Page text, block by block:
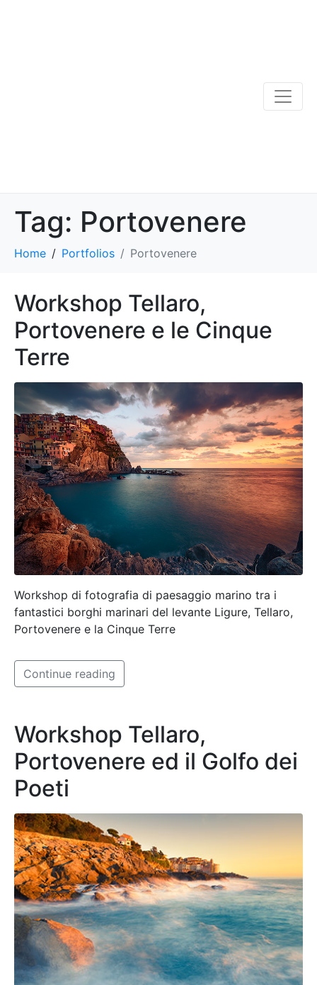
Tag: Portovenere
Home Portfolios Portovenere
Workshop Tellaro,
Portovenere e le Cinque
Terre
Workshop di fotografia di paesaggio marino tra i
fantastici borghi marinari del levante Ligure, Tellaro,
Portovenere e la Cinque Terre
Continue reading
Workshop Tellaro,
Portovenere ed il Golfo dei
Poeti